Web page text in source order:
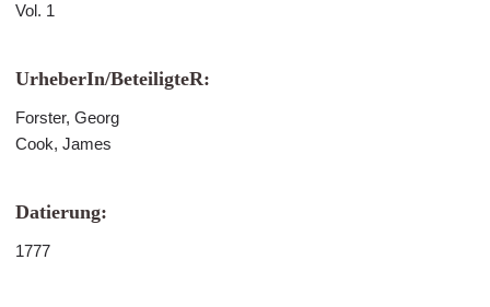
Vol. 1
UrheberIn/BeteiligteR:
Forster, Georg
Cook, James
Datierung:
1777